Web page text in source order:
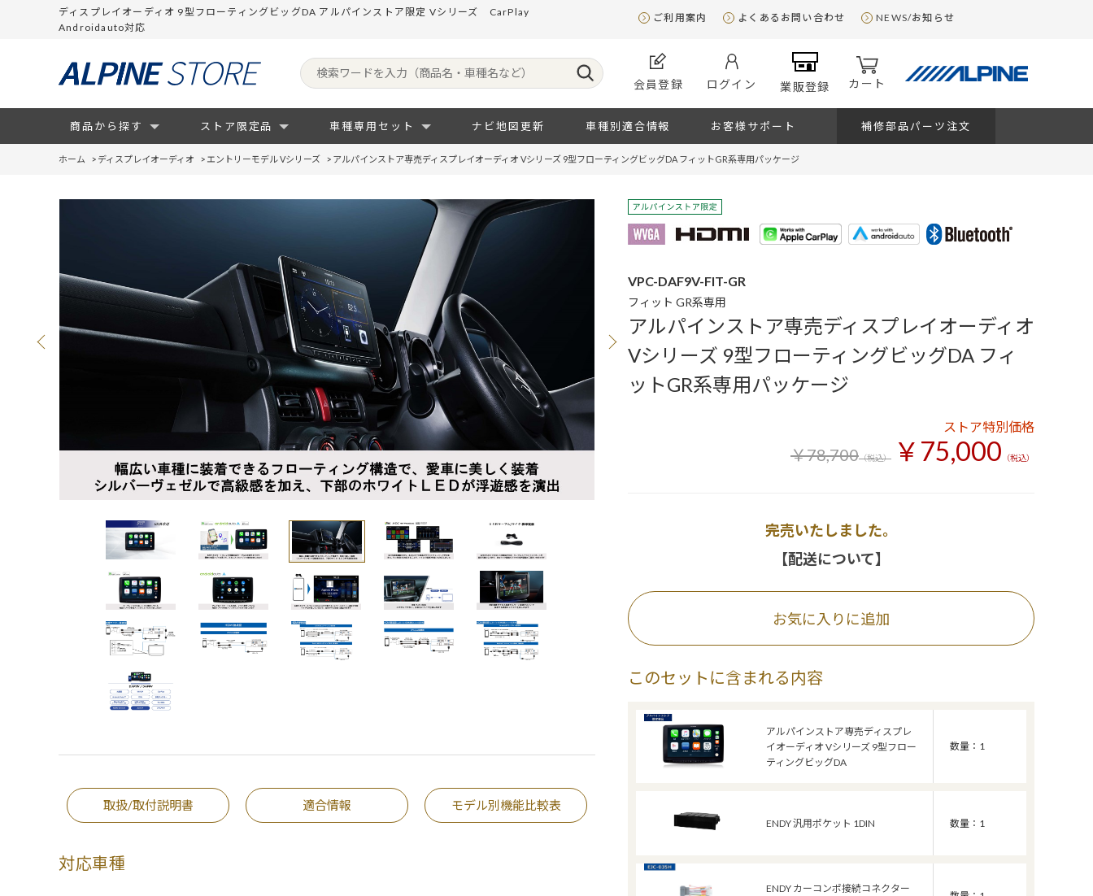
ディスプレイオーディオ 9型フローティングビッグDA アルパインストア限定 Vシリーズ CarPlay
Androidauto対応
ご利用案内 よくあるお問い合わせ NEWS/お知らせ
会員登録 ログイン 業販登録 カート
商品から探す ストア限定品 車種専用セット ナビ地図更新 車種別適合情報 お客様サポート 補修部品パーツ注文
ホーム > ディスプレイオーディオ > エントリーモデル Vシリーズ > アルパインストア専売ディスプレイオーディオ Vシリーズ 9型フローティングビッグDA フィットGR系専用パッケージ
取扱/取付説明書 適合情報 モデル別機能比較表
対応車種
フィット GR系専用
VPC-DAF9V-FIT-GR
アルパインストア専売ディスプレイオーディオ
Vシリーズ 9型フローティングビッグDA フィ
ットGR系専用パッケージ
ストア特別価格
￥78,700（税込） ￥75,000 （税込）
完売いたしました。
【配送について】
このセットに含まれる内容
アルパインストア専売ディスプレ
イオーディオ Vシリーズ 9型フロー
ティングビッグDA
数量：1
ENDY 汎用ポケット 1DIN 数量：1
ENDY カーコンポ接続コネクター
お気に入りに追加